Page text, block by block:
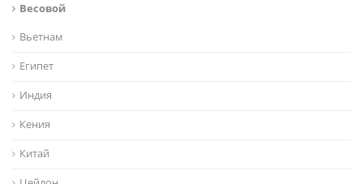
Весовой
Вьетнам
Египет
Индия
Кения
Китай